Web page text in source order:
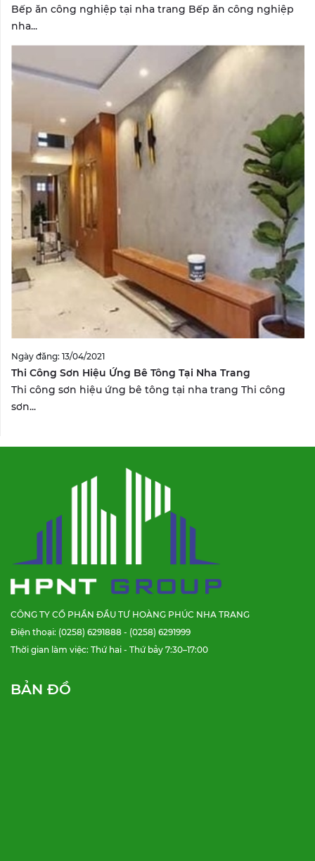
Bếp ăn công nghiệp tại nha trang Bếp ăn công nghiệp
nha...
Ngày đăng: 13/04/2021
Thi Công Sơn Hiệu Ứng Bê Tông Tại Nha Trang
Thi công sơn hiệu ứng bê tông tại nha trang Thi công
sơn...
CÔNG TY CỔ PHẦN ĐẦU TƯ HOÀNG PHÚC NHA TRANG
Điện thoại: (0258) 6291888 - (0258) 6291999
Thời gian làm việc: Thứ hai - Thứ bảy 7:30–17:00
BẢN ĐỒ